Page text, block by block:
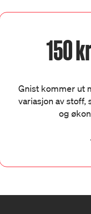
150
Gnist kommer ut
variasjon av stoff,
og